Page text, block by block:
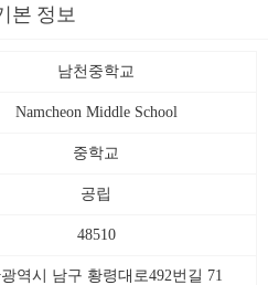
본 정보
남천중학교
Namcheon Middle School
중학교
공립
48510
역시 남구 황령대로492번길 71